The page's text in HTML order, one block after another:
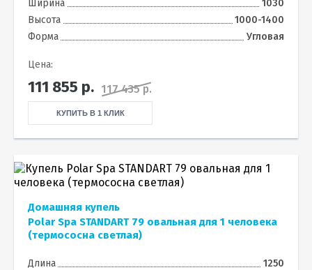
Ширина
1030
Высота
1000-1400
Форма
Угловая
Цена:
111 855 р. 117 435 р.
КУПИТЬ В 1 КЛИК
Домашняя купель
Polar Spa STANDART 79 овальная для 1 человека
(термососна светлая)
Длина
1250